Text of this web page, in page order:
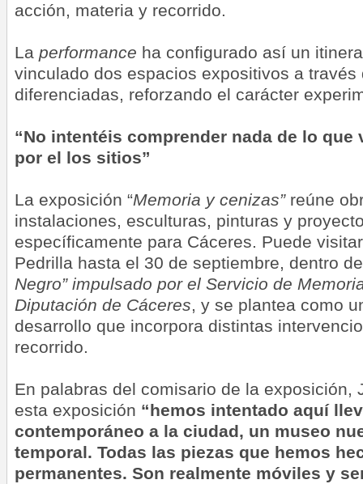
acción, materia y recorrido.
La performance ha configurado así un
vinculado dos espacios expositivos a través
diferenciadas, reforzando el carácter
“No intentéis comprender nada de lo que
por el los sitios”
La exposición “Memoria y cenizas”reúne
instalaciones, esculturas, pinturas y
específicamente para Cáceres. Puede
Pedrilla hasta el 30 de septiembre, dentro
Negro” impulsado por el Servicio de
Diputación de Cáceres, y se plantea como
desarrollo que incorpora distintas
recorrido.
En palabras del comisario de la exposición,
esta exposición “hemos intentado aquí
contemporáneo a la ciudad, un museo
temporal. Todas las piezas que hemos
permanentes. Son realmente móviles y